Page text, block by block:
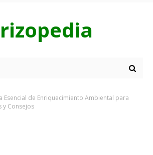
Esencial de Enriquecimiento Ambiental para
y Consejos